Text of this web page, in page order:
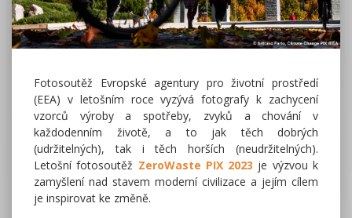
Fotosoutěž Evropské agentury pro životní prostředí
(EEA) v letošním roce vyzývá fotografy k zachycení
vzorců výroby a spotřeby, zvyků a chování v
každodenním životě, a to jak těch dobrých
(udržitelných), tak i těch horších (neudržitelných).
Letošní fotosoutěž ZeroWaste PIX 2023 je výzvou k
zamyšlení nad stavem moderní civilizace a jejím cílem
je inspirovat ke změně.